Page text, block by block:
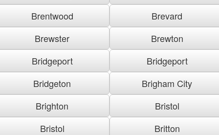
Brentwood
Brevard
Brewster
Brewton
Bridgeport
Bridgeport
Bridgeton
Brigham City
Brighton
Bristol
Bristol
Britton